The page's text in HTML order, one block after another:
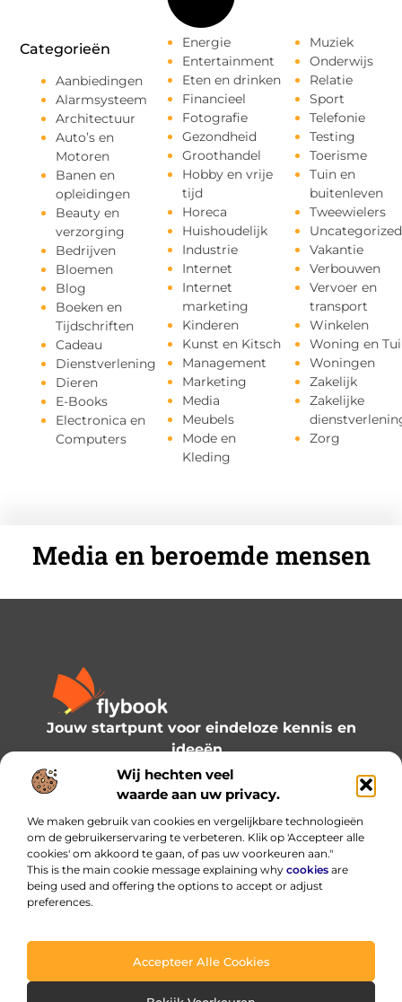
Wij hechten veel
waarde aan uw privacy.
We maken gebruik van cookies en vergelijkbare technologieën
om de gebruikerservaring te verbeteren. Klik op 'Accepteer alle
cookies' om akkoord te gaan, of pas uw voorkeuren aan."
This is the main cookie message explaining why cookies are
being used and offering the options to accept or adjust
preferences.
Accepteer Alle Cookies
Categorieën
Aanbiedingen
Alarmsysteem
Architectuur
Auto’s en
Motoren
Banen en
opleidingen
Beauty en
verzorging
Bedrijven
Bloemen
Blog
Boeken en
Tijdschriften
Cadeau
Dienstverlening
Dieren
E-Books
Electronica en
Computers
Energie
Entertainment
Eten en drinken
Financieel
Fotografie
Gezondheid
Groothandel
Hobby en vrije
tijd
Horeca
Huishoudelijk
Industrie
Internet
Internet
marketing
Kinderen
Kunst en Kitsch
Management
Marketing
Media
Meubels
Mode en
Kleding
Muziek
Onderwijs
Relatie
Sport
Telefonie
Testing
Toerisme
Tuin en
buitenleven
Tweewielers
Uncategorized
Vakantie
Verbouwen
Vervoer en
transport
Winkelen
Woning en
Woningen
Zakelijk
Zakelijke
Zorg
Media en beroemde mensen
Jouw startpunt voor eindeloze kennis en
ideeën.
Verken onze blogs en artikelen en laat je
inspireren door een wereld vol inzichten.
Bericht categorie
Onze informatie
@2025 www.flybook.nl. All Right Reserved.